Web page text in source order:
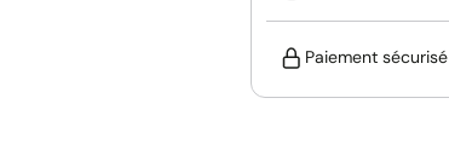
Paiement sécurisé